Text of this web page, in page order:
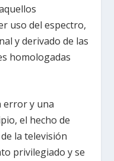
uso del espectro,
y derivado de las
homologadas
error y una
el hecho de
la televisión
privilegiado y se